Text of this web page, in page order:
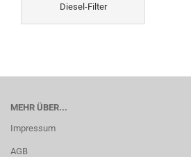
Diesel-Filter
MEHR ÜBER...
Impressum
AGB